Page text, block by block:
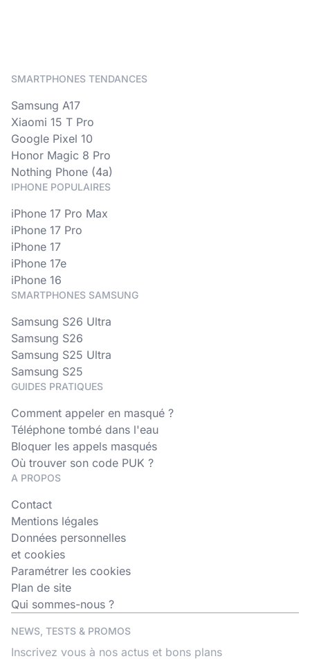
SMARTPHONES TENDANCES
Samsung A17
Xiaomi 15 T Pro
Google Pixel 10
Honor Magic 8 Pro
Nothing Phone (4a)
IPHONE POPULAIRES
iPhone 17 Pro Max
iPhone 17 Pro
iPhone 17
iPhone 17e
iPhone 16
SMARTPHONES SAMSUNG
Samsung S26 Ultra
Samsung S26
Samsung S25 Ultra
Samsung S25
GUIDES PRATIQUES
Comment appeler en masqué ?
Téléphone tombé dans l'eau
Bloquer les appels masqués
Où trouver son code PUK ?
A PROPOS
Contact
Mentions légales
Données personnelles
et cookies
Paramétrer les cookies
Plan de site
Qui sommes-nous ?
NEWS, TESTS & PROMOS
Inscrivez vous à nos actus et bons plans